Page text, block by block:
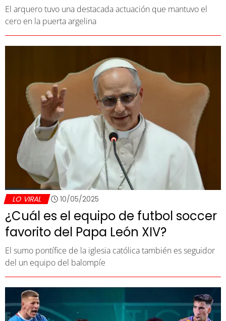
El arquero tuvo una destacada actuación que mantuvo el
cero en la puerta argelina
LO VIRAL 10/05/2025
¿Cuál es el equipo de futbol soccer
favorito del Papa León XIV?
El sumo pontífice de la iglesia católica también es seguidor
del un equipo del balompíe